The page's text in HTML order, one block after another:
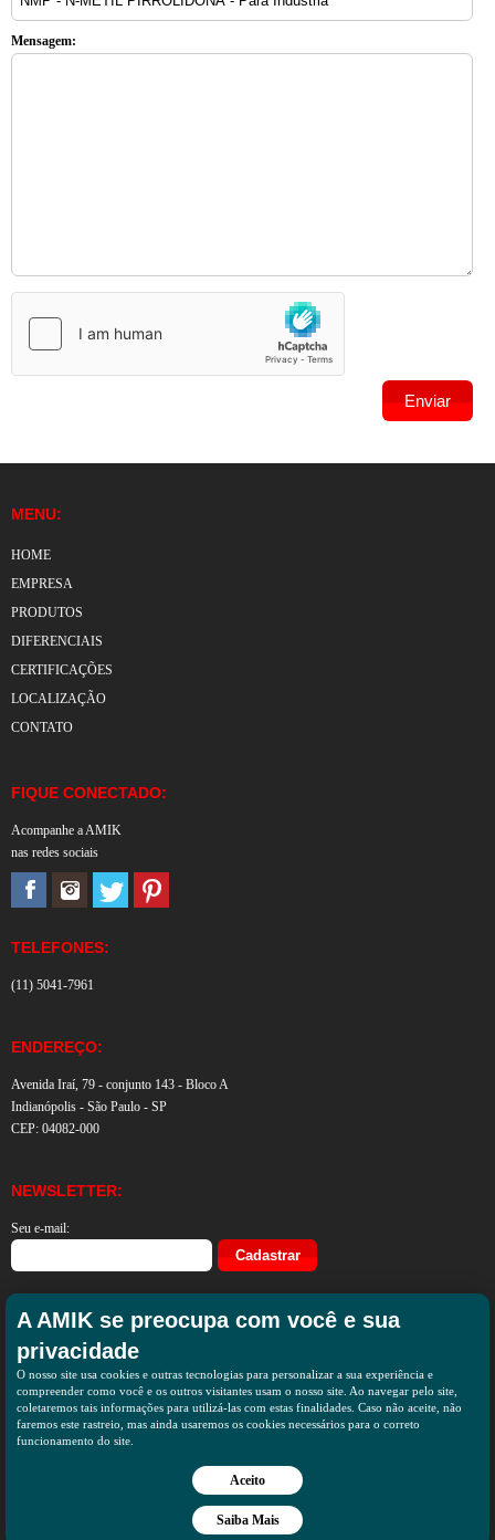
Mensagem:
MENU:
HOME
EMPRESA
PRODUTOS
DIFERENCIAIS
CERTIFICAÇÕES
LOCALIZAÇÃO
CONTATO
FIQUE CONECTADO:
Acompanhe a AMIK
nas redes sociais
TELEFONES:
(11) 5041-7961
ENDEREÇO:
Avenida Iraí, 79 - conjunto 143 - Bloco A
Indianópolis - São Paulo - SP
CEP: 04082-000
NEWSLETTER:
Seu e-mail:
A AMIK se preocupa com você e sua
privacidade
O nosso site usa cookies e outras tecnologias para personalizar a sua experiência e
compreender como você e os outros visitantes usam o nosso site. Ao navegar pelo site,
coletaremos tais informações para utilizá-las com estas finalidades. Caso não aceite, não
faremos este rastreio, mas ainda usaremos os cookies necessários para o correto
funcionamento do site.
Aceito
Saiba Mais